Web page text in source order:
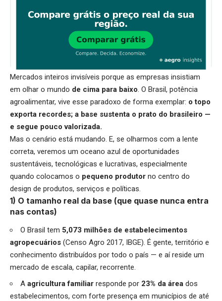
Mercados inteiros invisíveis porque as empresas insistiam
em olhar o mundo de cima para baixo . O Brasil, potência
agroalimentar, vive esse paradoxo de forma exemplar: o topo
exporta recordes; a base sustenta o prato do brasileiro —
e segue pouco valorizada.
Mas o cenário está mudando. E, se olharmos com a lente
correta, veremos um oceano azul de oportunidades
sustentáveis, tecnológicas e lucrativas, especialmente
quando colocamos o pequeno produtor no centro do
design de produtos, serviços e políticas.
1) O tamanho real da base (que quase nunca entra
nas contas)
O Brasil tem 5,073 milhões de estabelecimentos
agropecuários (Censo Agro 2017, IBGE). É gente, território e
conhecimento distribuídos por todo o país — e aí reside um
mercado de escala, capilar, recorrente.
A agricultura familiar responde por 23% da área dos
estabelecimentos, com forte presença em municípios de até